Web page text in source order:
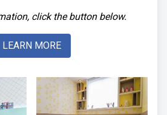
click the button below.
LEARN MORE